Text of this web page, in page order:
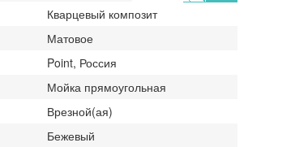
Кварцевый композит
Матовое
Point, Россия
Мойка прямоугольная
Врезной(ая)
Бежевый